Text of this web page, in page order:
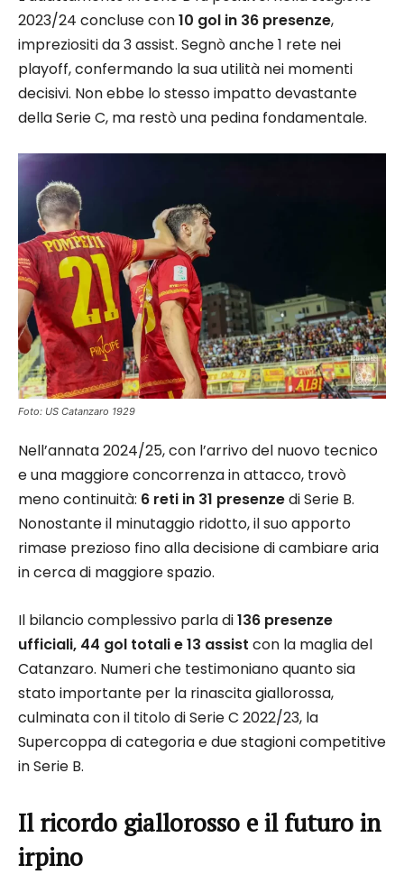
2023/24 concluse con10 gol in 36 presenze,
impreziositi da 3 assist. Segnò anche 1 rete nei
playoff, confermando la sua utilità nei momenti
decisivi. Non ebbe lo stesso impatto devastante
della Serie C, ma restò una pedina fondamentale.
Foto: US Catanzaro 1929
Nell’annata 2024/25, con l’arrivo del nuovo tecnico
e una maggiore concorrenza in attacco, trovò
meno continuità: 6 reti in 31 presenzedi Serie B.
Nonostante il minutaggio ridotto, il suo apporto
rimase prezioso fino alla decisione di cambiare aria
in cerca di maggiore spazio.
Il bilancio complessivo parla di136 presenze
ufficiali, 44 gol totali e 13 assist con la maglia del
Catanzaro. Numeri che testimoniano quanto sia
stato importante per la rinascita giallorossa,
culminata con il titolo di Serie C 2022/23, la
Supercoppa di categoria e due stagioni competitive
in Serie B.
Il ricordo giallorosso e il futuro in
irpino